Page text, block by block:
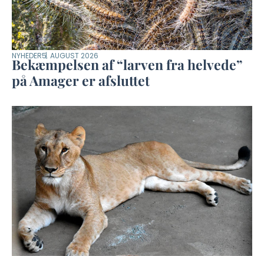
NYHEDER5. AUGUST 2026
Bekæmpelsen af “larven fra helvede”
på Amager er afsluttet